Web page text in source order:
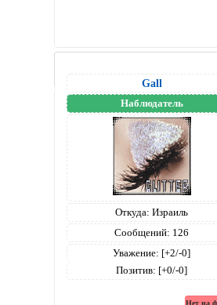
Gall
Наблюдатель
Откуда: Израиль
Сообщений: 126
Уважение: [+2/-0]
Позитив: [+0/-0]